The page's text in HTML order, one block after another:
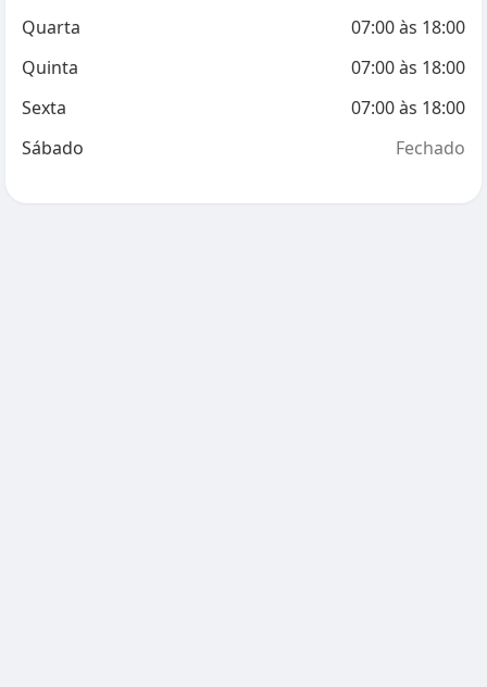
Quarta
07:00às 18:00
Quinta
07:00às 18:00
Sexta
07:00às 18:00
Sábado
Fechado